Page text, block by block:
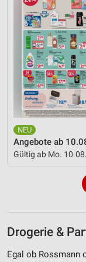
Angebote ab
Gültig ab Mo. 10.08.
Drogerie &
Egal ob Rossmann